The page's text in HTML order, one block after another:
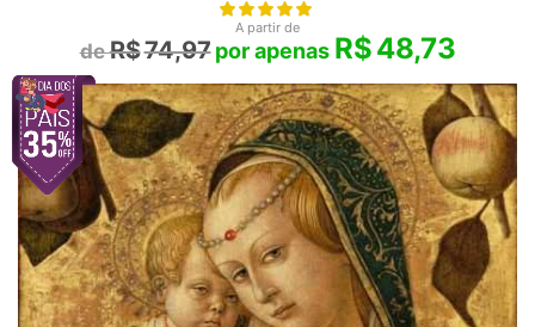
A partir de
R$74,97 R$48,73